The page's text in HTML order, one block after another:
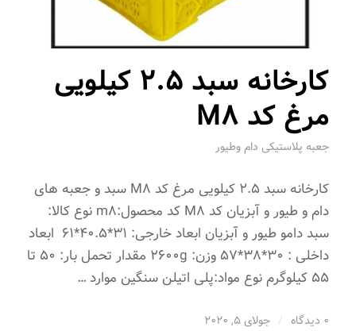
کارخانه سبد 2.5 کیلویی
مرغ کد M8
جعبه پلاستیکی دام وطیور
کارخانه سبد 2.5 کیلویی مرغ کد M8 سبد و جعبه های
دام و طیور و آبزیان کد M8 کد محصول:m8 نوع کالا:
سبد دامو طیور و آبزیان ابعاد خارجی: 31*40.5*61 ابعاد
داخلی : 30*38*57 وزن: 2600g مقدار تحمل بار: 50 تا
55 کیلوگرم نوع مواد:پلی اتیلن سنگین موارد …
0 دیدگاه / جولای 5, 2020